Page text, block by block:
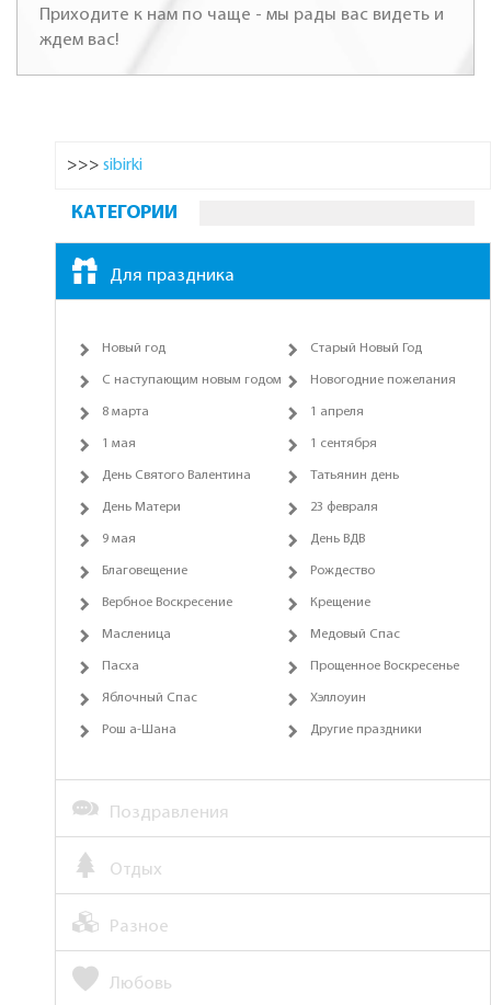
Приходите к нам по чаще - мы рады вас видеть и
ждем вас!
>>> sibirki
КАТЕГОРИИ
Для праздника
Новый год Старый Новый Год
С наступающим новым годом Новогодние пожелания
8 марта 1 апреля
1 мая 1 сентября
День Святого Валентина Татьянин день
День Матери 23 февраля
9 мая День ВДВ
Благовещение Рождество
Вербное Воскресение Крещение
Масленица Медовый Спас
Пасха Прощенное Воскресенье
Яблочный Спас Хэллоуин
Рош а-Шана Другие праздники
Поздравления
Отдых
Разное
Любовь